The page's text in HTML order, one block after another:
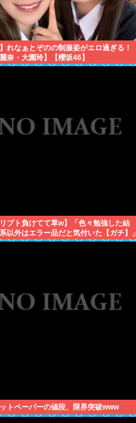
】れなぁとぞのの制服姿がエロ過ぎる！
麗奈・大園玲】【櫻坂46】
リプト負けてて草w】「色々勉強した結
以外はエラー品だと気付いた【ガチ】」
、もっと具体的に話そうか
トペーパーの値段、限界突破www